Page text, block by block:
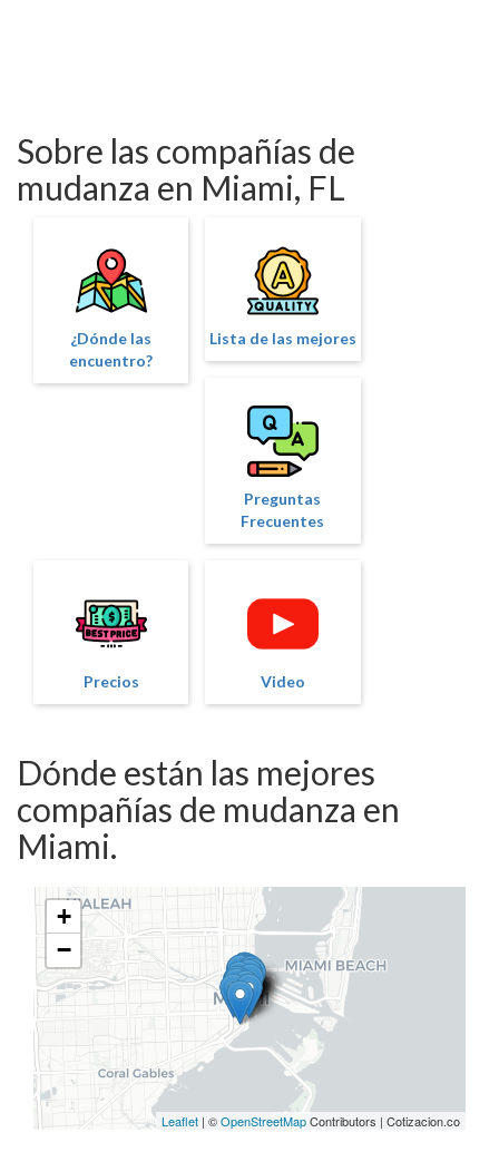
Sobre las compañías de
mudanza en Miami, FL
¿Dónde las
encuentro?
Lista de las mejores
Preguntas
Frecuentes
Precios Video
Dónde están las mejores
compañías de mudanza en
Miami.
+
−
Leaflet | ©OpenStreetMapContributors | Cotizacion.co